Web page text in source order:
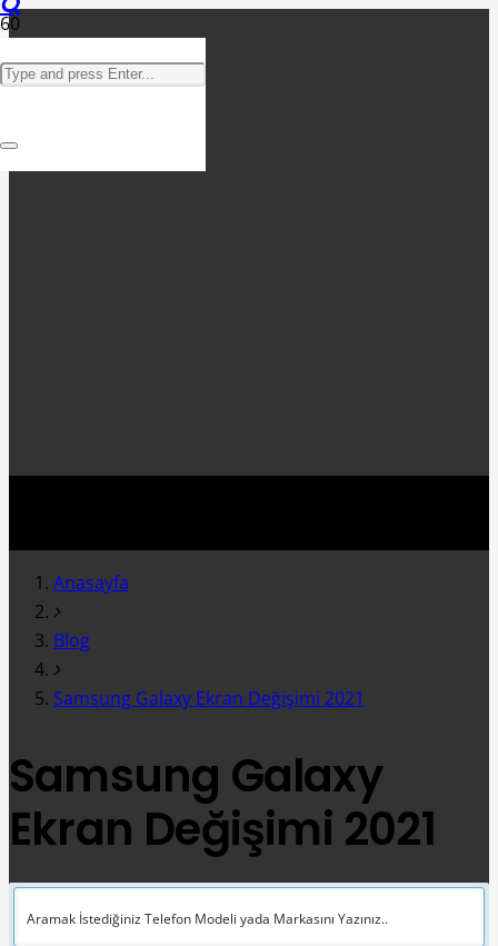
Anasayfa
Blog
Samsung Galaxy Ekran Değişimi 2021
Samsung Galaxy
Ekran Değişimi 2021